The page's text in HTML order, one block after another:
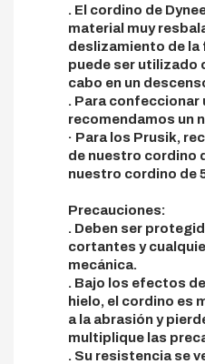
. El cordino de
material muy
deslizamiento de la
puede ser utilizado
cabo en un
. Para confeccionar
recomendamos un
· Para los Prusik,
de nuestro cordino
nuestro cordino de
Precauciones:
. Deben ser
cortantes y
mecánica.
. Bajo los efectos
hielo, el cordino es
a la abrasión y
multiplique las
. Su resistencia se